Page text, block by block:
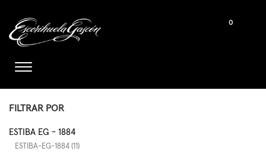
0
FILTRAR POR
ESTIBA EG - 1884
ESTIBA-EG-1884 (11)